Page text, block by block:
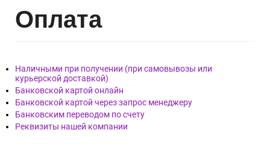
Оплата
Наличными при получении (при самовывозы или
курьерской доставкой)
Банковской картой онлайн
Банковской картой через запрос менеджеру
Банковским переводом по счету
Реквизиты нашей компании